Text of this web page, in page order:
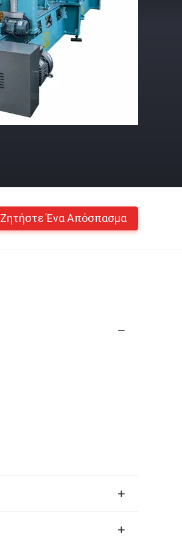
Ζητήστε Ένα Απόσπασμα